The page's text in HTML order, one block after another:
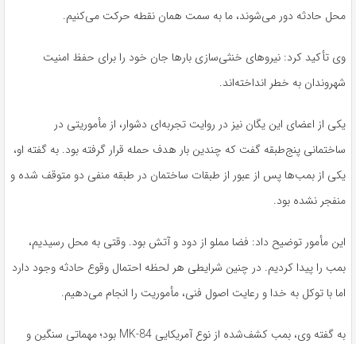
محل حادثه دور می‌شوند، ما به سمت همان نقطه حرکت می‌کنیم.
وی تأکید کرد: نیروهای خنثی‌سازی بارها جان خود را برای حفظ امنیت
شهروندان به خطر انداخته‌اند.
یکی از اعضای این یگان نیز در روایت تجربه‌ای دشوار، از مأموریتی در
ساختمانی پنج‌طبقه گفت که چندین بار هدف حمله قرار گرفته بود. به گفته او،
یکی از بمب‌ها پس از عبور از طبقات ساختمان در طبقه منفی دو متوقف شده و
منفجر نشده بود.
این مأمور توضیح داد: فضا مملو از دود و آتش بود. وقتی به محل رسیدیم،
بمب را پیدا کردیم. در چنین شرایطی هر لحظه احتمال وقوع حادثه وجود دارد
اما با توکل به خدا و رعایت اصول فنی، مأموریت را انجام می‌دهیم.
به گفته وی، بمب کشف‌شده از نوع آمریکایی MK-84 بود؛ مهماتی سنگین و